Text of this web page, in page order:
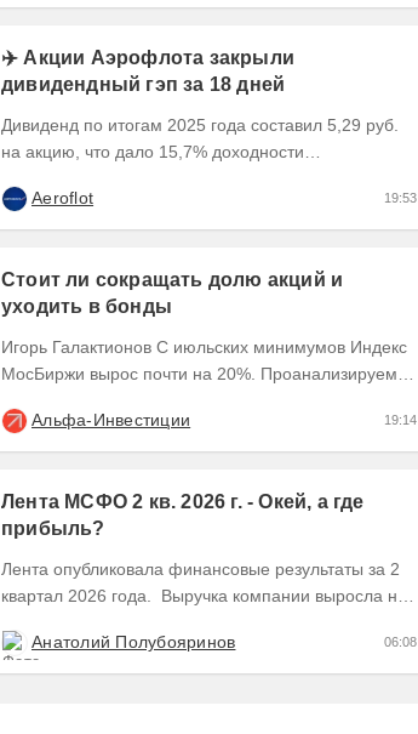
✈️ Акции Аэрофлота закрыли
дивидендный гэп за 18 дней
Дивиденд по итогам 2025 года составил 5,29 руб.
на акцию, что дало 15,7% доходности
2026 года перед...
Aeroflot 19:53
Стоит ли сокращать долю акций и
уходить в бонды
Игорь Галактионов С июльских минимумов Индекс
МосБиржи вырос почти на 20%. Проанализируем,
тактически...
Альфа-Инвестиции 19:14
Лента МСФО 2 кв. 2026 г. - Окей, а где
прибыль?
Лента опубликовала финансовые результаты за 2
квартал 2026 года. Выручка компании выросла на
Анатолий Полубояринов
06:08